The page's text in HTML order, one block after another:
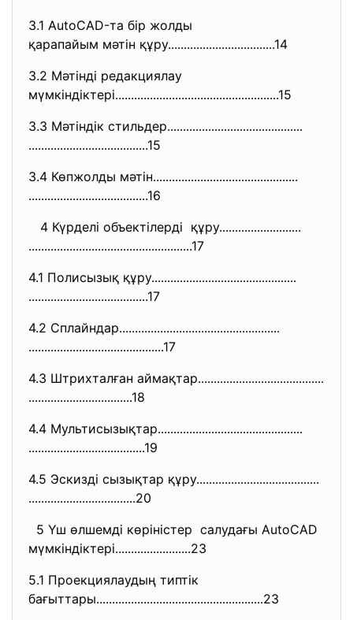
3.1 AutoCAD-та бір жолды
қарапайым мәтін құру..................................14
3.2 Мәтінді редакциялау
мүмкіндіктері....................................................15
3.3 Мәтіндік стильдер...........................................
......................................15
3.4 Көпжолды мәтін..............................................
......................................16
4 Күрделі объектілерді құру..........................
....................................................17
4.1 Полисызық құру..............................................
......................................17
4.2 Сплайндар...................................................
...........................................17
4.3 Штрихталған аймақтар........................................
.................................18
4.4 Мультисызықтар..............................................
.....................................19
4.5 Эскизді сызықтар құру.......................................
..................................20
5 Үш өлшемді көріністер салудағы AutoCAD
мүмкіндіктері........................23
5.1 Проекциялаудың типтік
бағыттары.....................................................23